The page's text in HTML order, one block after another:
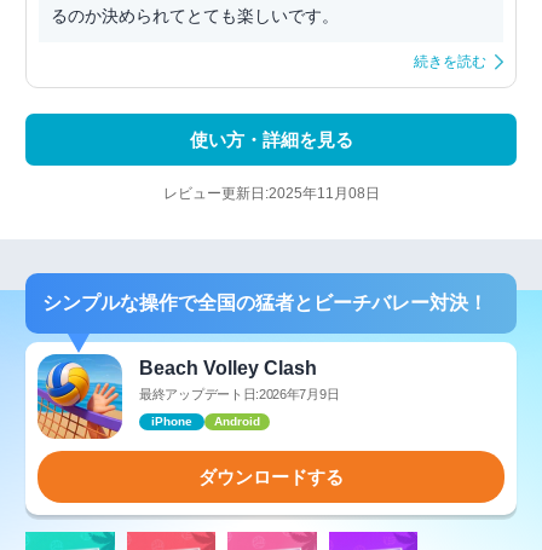
るのか決められてとても楽しいです。
続きを読む
使い方・詳細を見る
レビュー更新日:2025年11月08日
シンプルな操作で全国の猛者とビーチバレー対決！
Beach Volley Clash
最終アップデート日:2026年7月9日
iPhone Android
ダウンロードする